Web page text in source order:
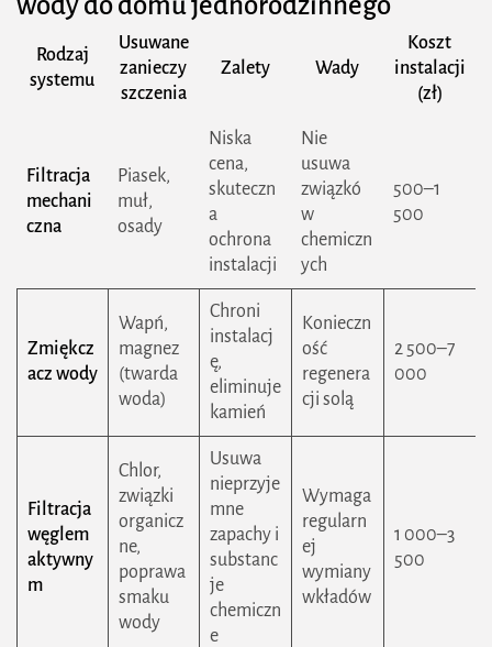
Rodzaj
systemu
Usuwane
zanieczy
szczenia
Zalety Wady
Koszt
instalacji
(zł)
Filtracja
mechani
czna
Piasek,
muł,
osady
Niska
cena,
skuteczn
a
ochrona
instalacji
Nie
usuwa
związkó
w
chemiczn
ych
500–1
500
Zmiękcz
acz wody
Wapń,
magnez
(twarda
woda)
Chroni
instalacj
ę,
eliminuje
kamień
Konieczn
ość
regenera
cji solą
2 500–7
000
Filtracja
węglem
aktywny
m
Chlor,
związki
organicz
ne,
poprawa
smaku
wody
Usuwa
nieprzyje
mne
zapachy i
substanc
je
chemiczn
e
Wymaga
regularn
ej
wymiany
wkładów
1 000–3
500